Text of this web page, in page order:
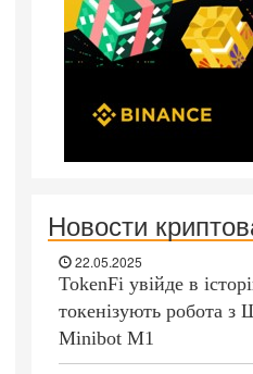
Новости
22.05.2025
TokenFi увійде в
токенізують робота
Minibot M1